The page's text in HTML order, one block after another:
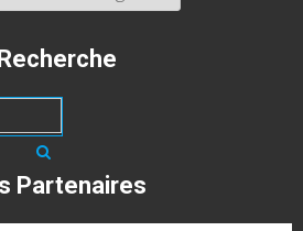
Recherche
Partenaires